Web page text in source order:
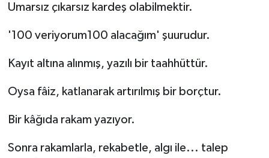
Umarsız çıkarsız kardeş olabilmektir.
'100 veriyorum100 alacağım' şuurudur.
Kayıt altına alınmış, yazılı bir taahhüttür.
Oysa fâiz, katlanarak artırılmış bir borçtur.
Bir kâğıda rakam yazıyor.
Sonra rakamlarla, rekabetle, algı ile... talep